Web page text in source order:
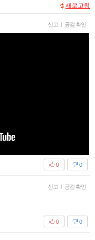
새로고침
신고 | 공감 확인
0
0
신고 | 공감 확인
0
0